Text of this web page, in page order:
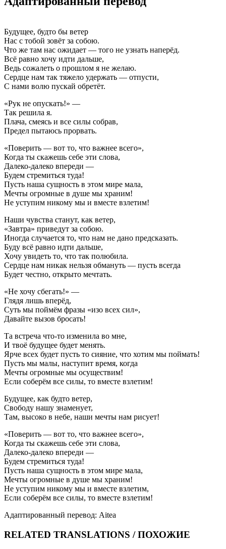
Будущее, будто бы ветер
Нас с тобой зовёт за собою.
Что же там нас ожидает — того не узнать наперёд.
Всё равно хочу идти дальше,
Ведь сожалеть о прошлом я не желаю.
Сердце нам так тяжело удержать — отпусти,
С нами волю пускай обретёт.
«Рук не опускать!» —
Так решила я.
Плача, смеясь и все силы собрав,
Предел пытаюсь прорвать.
«Поверить — вот то, что важнее всего»,
Когда ты скажешь себе эти слова,
Далеко-далеко впереди —
Будем стремиться туда!
Пусть наша сущность в этом мире мала,
Мечты огромные в душе мы храним!
Не уступим никому мы и вместе взлетим!
Наши чувства станут, как ветер,
«Завтра» приведут за собою.
Иногда случается то, что нам не дано предсказать.
Буду всё равно идти дальше,
Хочу увидеть то, что так полюбила.
Сердце нам никак нельзя обмануть — пусть всегда
Будет честно, открыто мечтать.
«Не хочу сбегать!» —
Глядя лишь вперёд,
Суть мы поймём фразы «изо всех сил»,
Давайте вызов бросать!
Та встреча что-то изменила во мне,
И твоё будущее будет менять.
Ярче всех будет пусть то сияние, что хотим мы поймать!
Пусть мы малы, наступит время, когда
Мечты огромные мы осуществим!
Если соберём все силы, то вместе взлетим!
Будущее, как будто ветер,
Свободу нашу знаменует,
Там, высоко в небе, наши мечты нам рисует!
«Поверить — вот то, что важнее всего»,
Когда ты скажешь себе эти слова,
Далеко-далеко впереди —
Будем стремиться туда!
Пусть наша сущность в этом мире мала,
Мечты огромные в душе мы храним!
Не уступим никому мы и вместе взлетим,
Если соберём все силы, то вместе взлетим!
Адаптированный перевод: Aitea
RELATED TRANSLATIONS / ПОХОЖИЕ